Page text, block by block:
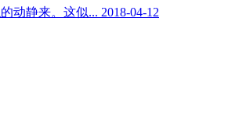
动静来。这似... 2018-04-12